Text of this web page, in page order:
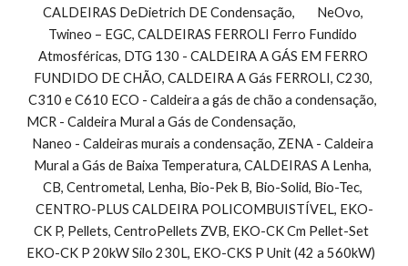
CALDEIRAS DeDietrich DE Condensação,        NeOvo,
Twineo – EGC, CALDEIRAS FERROLI Ferro Fundido
Atmosféricas, DTG 130 - CALDEIRA A GÁS EM FERRO
FUNDIDO DE CHÃO, CALDEIRA A Gás FERROLI, C230,
C310 e C610 ECO - Caldeira a gás de chão a condensação,
MCR - Caldeira Mural a Gás de Condensação,
Naneo - Caldeiras murais a condensação, ZENA - Caldeira
Mural a Gás de Baixa Temperatura, CALDEIRAS A Lenha,
CB, Centrometal, Lenha, Bio-Pek B, Bio-Solid, Bio-Tec,
CENTRO-PLUS CALDEIRA POLICOMBUISTÍVEL, EKO-
CK P, Pellets, CentroPellets ZVB, EKO-CK Cm Pellet-Set
EKO-CK P 20kW Silo 230L, EKO-CKS P Unit (42 a 560kW)